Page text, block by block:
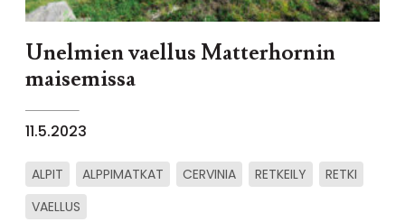
Unelmien vaellus Matterhornin
maisemissa
11.5.2023
ALPIT ALPPIMATKAT CERVINIA RETKEILY
RETKI
VAELLUS